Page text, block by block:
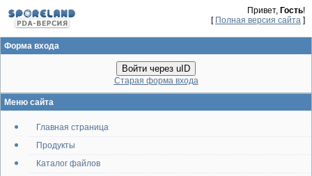
Привет, Гость!
[ Полная версия сайта ]
Форма входа
Войти через uID
Старая форма входа
Меню сайта
Главная страница
Продукты
Каталог файлов